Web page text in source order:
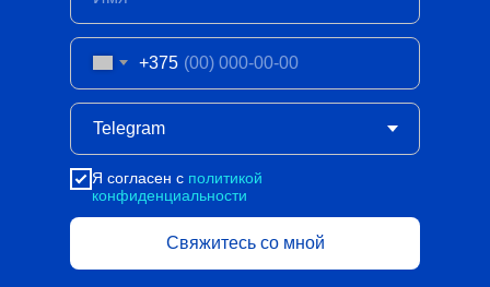
+375
Я согласен с политикой
конфиденциальности
Свяжитесь со мной